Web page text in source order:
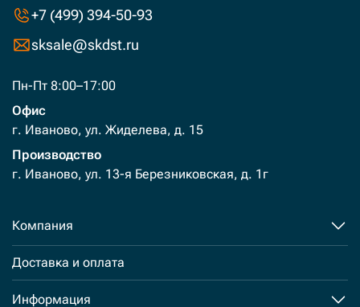
+7 (499) 394-50-93
sksale@skdst.ru
Пн-Пт 8:00–17:00
Офис
г. Иваново, ул. Жиделева, д. 15
Производство
г. Иваново, ул. 13-я Березниковская, д. 1г
Компания
Доставка и оплата
Информация